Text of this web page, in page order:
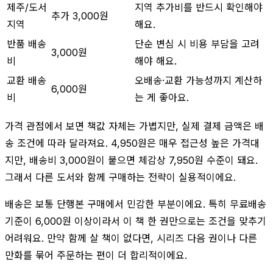
제주/도서
지역
추가 3,000원
지역 추가비를 반드시 확인해야
해요.
반품 배송
비
3,000원
단순 변심 시 비용 부담을 고려
해야 해요.
교환 배송
비
6,000원
오배송·교환 가능성까지 계산하
는 게 좋아요.
가격 관점에서 보면 책값 자체는 가볍지만, 실제 결제 금액은 배
송 조건에 따라 달라져요. 4,950원은 매우 접근성 높은 가격대
지만, 배송비 3,000원이 붙으면 체감상 7,950원 수준이 돼요.
그래서 다른 도서와 함께 구매하는 전략이 실용적이에요.
배송은 보통 단행본 구매에서 민감한 부분이에요. 특히 무료배송
기준이 6,000원 이상이라서 이 책 한 권만으로는 조건을 맞추기
어려워요. 만약 함께 살 책이 없다면, 시리즈 다음 권이나 다른
만화를 묶어 주문하는 편이 더 합리적이에요.